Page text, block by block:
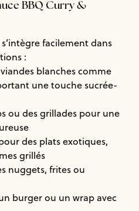
BBQ Curry &
facilement dans
:
blanches comme
une touche sucrée-
ou des grillades pour une
des plats exotiques,
grillés
nuggets, frites ou
burger ou un wrap avec